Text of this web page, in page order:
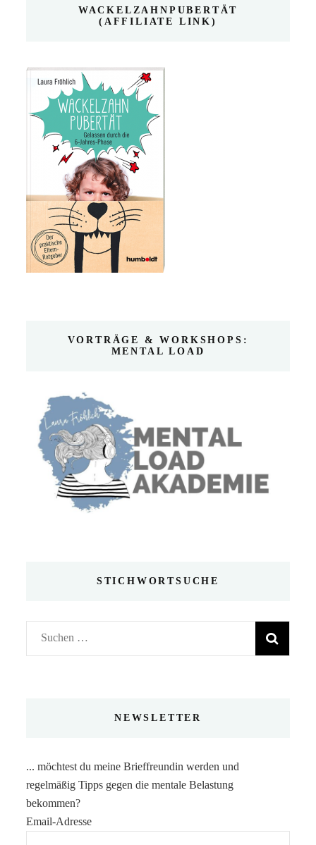
WACKELZAHNPUBERTÄT
(AFFILIATE LINK)
VORTRÄGE & WORKSHOPS:
MENTAL LOAD
STICHWORTSUCHE
Suchen
nach:
NEWSLETTER
... möchtest du meine Brieffreundin werden und
regelmäßig Tipps gegen die mentale Belastung
bekommen?
Email-Adresse